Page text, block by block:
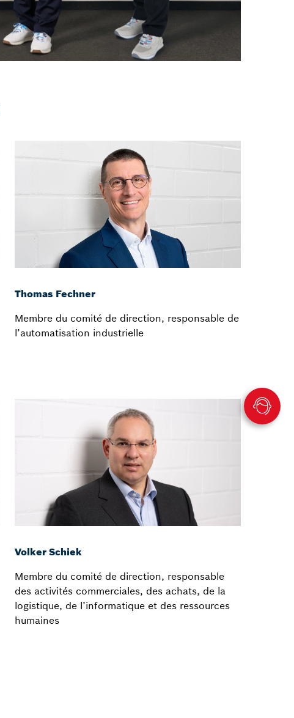
Thomas Fechner
Membre du comité de direction, responsable de
l’automatisation industrielle
Volker Schiek
Membre du comité de direction, responsable
des activités commerciales, des achats, de la
logistique, de l’informatique et des ressources
humaines